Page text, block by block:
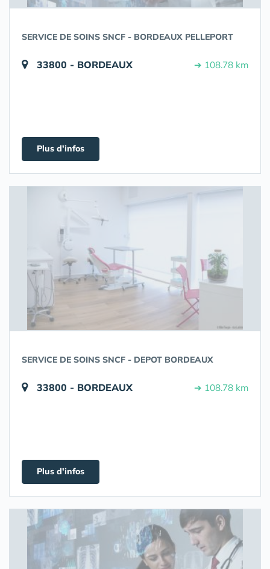
SERVICE DE SOINS SNCF - BORDEAUX PELLEPORT
33800 - BORDEAUX ➔ 108.78 km
Plus d'infos
SERVICE DE SOINS SNCF - DEPOT BORDEAUX
33800 - BORDEAUX ➔ 108.78 km
Plus d'infos